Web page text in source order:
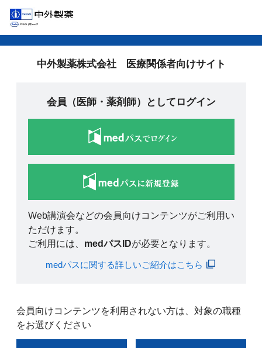
中外製薬株式会社 医療関係者向けサイト
会員（医師・薬剤師）としてログイン
Web講演会などの会員向けコンテンツがご利用い
ただけます。
ご利用には、 medパスIDが必要となります。
medパスに関する詳しいご紹介はこちら
会員向けコンテンツを利用されない方は、対象の職種
をお選びください